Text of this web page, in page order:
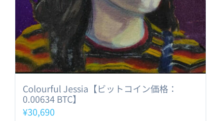
Colourful Jessia【ビットコイン価格：
0.00634 BTC】
¥30,690